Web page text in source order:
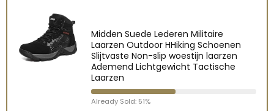
Midden Suede Lederen Militaire
Laarzen Outdoor HHiking Schoenen
Slijtvaste Non-slip woestijn laarzen
Ademend Lichtgewicht Tactische
Laarzen
Already Sold: 51%